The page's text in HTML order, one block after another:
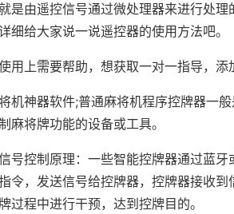
是由遥控信号通过微处理器来进行处
细给大家说一说遥控器的使用方法吧。
用上需要帮助，想获取一对一指导，添
机神器软件;普通麻将机程序控牌器一
麻将牌功能的设备或工具。
号控制原理：一些智能控牌器通过蓝
令，发送信号给控牌器，控牌器接收
过程中进行干预，达到控牌目的。